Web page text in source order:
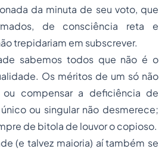
da minuta de seu voto, que
de consciência reta e
trepidariam em subscrever.
sabemos todos que não é o
Os méritos de um só não
compensar a deficiência de
ou singular não desmerece;
de bitola de louvor o copioso.
(e talvez maioria) aí também se